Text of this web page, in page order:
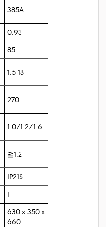
385A
0.93
85
1.5-18
270
1.0/1.2/1.6
≧1.2
IP21S
F
630 x 350 x
660